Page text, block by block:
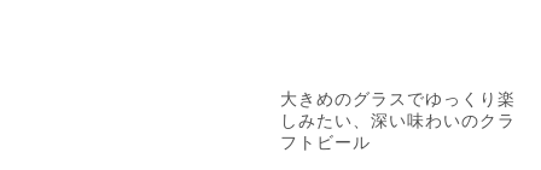
大きめのグラスでゆっくり楽
しみたい、深い味わいのクラ
フトビール